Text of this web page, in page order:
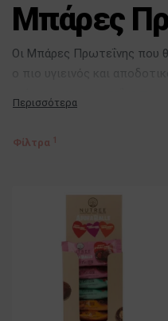
Μπάρες
Οι Μπάρες Πρωτεΐνης που
ο πιο υγιεινός και
καλύτερες
|
ζάχαρη
μπάρες χωρίς
Φίλτρα